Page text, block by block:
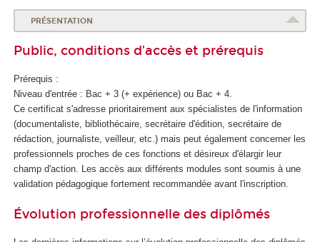
n
u
é
i
q
u
e
e
t
d
e
PRÉSENTATION
Public, conditions d’accès et prérequis
Prérequis :
Niveau d'entrée : Bac + 3 (+ expérience) ou Bac + 4.
Ce certificat s'adresse prioritairement aux spécialistes de l'information
(documentaliste, bibliothécaire, secrétaire d'édition, secrétaire de
rédaction, journaliste, veilleur, etc.) mais peut également concerner les
professionnels proches de ces fonctions et désireux d'élargir leur
champ d'action. Les accès aux différents modules sont soumis à une
validation pédagogique fortement recommandée avant l'inscription.
Évolution professionnelle des diplômés